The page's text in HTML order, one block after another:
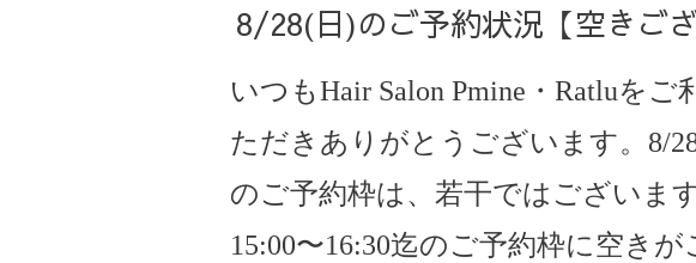
8/28(日)のご予約状況【空きござ
いつもHair Salon Pmine・Ratluをご
ただきありがとうございます。8/
のご予約枠は、若干ではございま
15:00〜16:30迄のご予約枠に空きが